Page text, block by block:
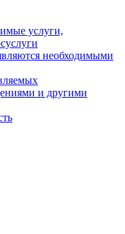
услуги,
необходимыми
и другими